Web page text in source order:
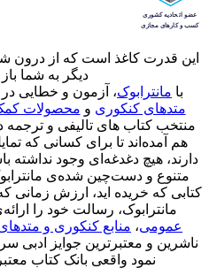
این قدرت کاغذ است که از درون
دیگر به شما
با مانترابوک، آزمون و خطایی در
متدهای کنکوری و محصولات
منتخب کتاب‌ های تالیفی و ترجمه
هم آمده‌اند تا برای کسانی که
دارند، هیچ دغدغه‌ای وجود نداشته
متنوع و دست‌چین شده‌ی
کتابی که خریده اید، ارزش زمانی
مانترابوک، رسالت خود را
عمومی، منابع کنکوری و
ناشرین و معتبرترین جوایز ادبی
نمود واقعی بانک کتاب